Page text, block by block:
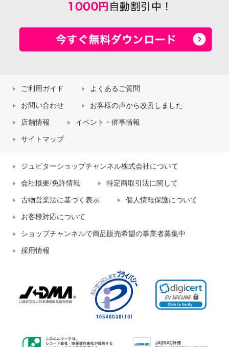
ご利用ガイド よくあるご質問
お問い合わせ お客様の声から改善しました
店舗情報 イベント・催事情報
サイトマップ
ジュピターショップチャンネル株式会社について
会社概要/免許情報 特定商取引法に関して
古物営業法に基づく表示 個人情報保護について
お客様対応について
ショップチャンネルで商品販売希望の事業者募集中
採用情報